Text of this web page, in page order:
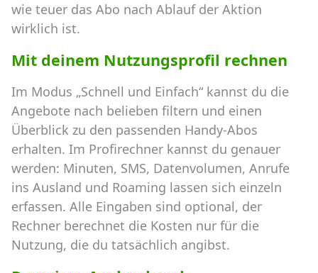
wie teuer das Abo nach Ablauf der Aktion
wirklich ist.
Mit deinem Nutzungsprofil rechnen
Im Modus „Schnell und Einfach“ kannst du die
Angebote nach belieben filtern und einen
Überblick zu den passenden Handy-Abos
erhalten. Im Profirechner kannst du genauer
werden: Minuten, SMS, Datenvolumen, Anrufe
ins Ausland und Roaming lassen sich einzeln
erfassen. Alle Eingaben sind optional, der
Rechner berechnet die Kosten nur für die
Nutzung, die du tatsächlich angibst.